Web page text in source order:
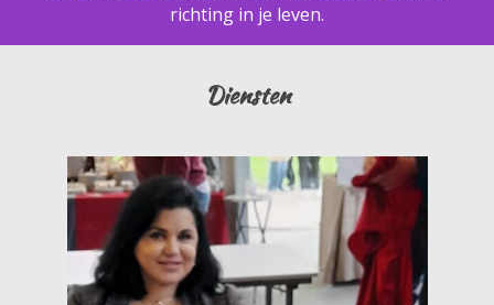
richting in je leven.
Diensten